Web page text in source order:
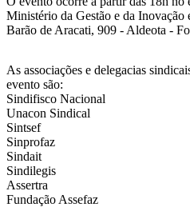
Ministério da Gestão e da Inovação
Barão de Aracati, 909 - Aldeota -
As associações e delegacias
evento são:
Sindifisco Nacional
Unacon Sindical
Sintsef
Sinprofaz
Sindait
Sindilegis
Assertra
Fundação Assefaz